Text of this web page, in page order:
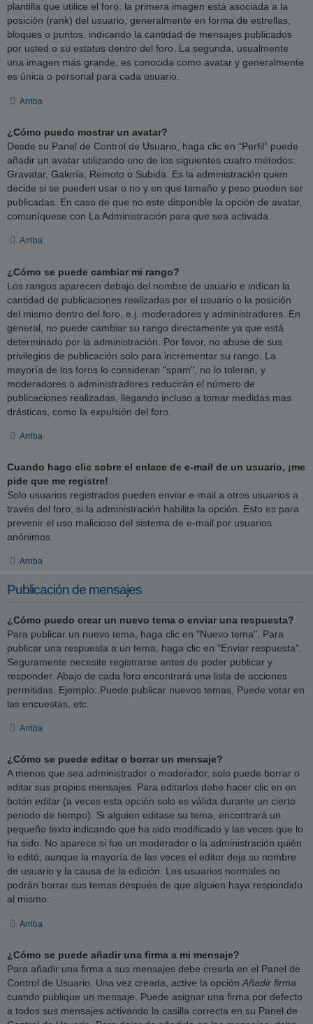
plantilla que utilice el foro, la primera imagen está asociada a la
posición (rank) del usuario, generalmente en forma de estrellas,
bloques o puntos, indicando la cantidad de mensajes publicados
por usted o su estatus dentro del foro. La segunda, usualmente
una imagen más grande, es conocida como avatar y generalmente
es única o personal para cada usuario.
Arriba
¿Cómo puedo mostrar un avatar?
Desde su Panel de Control de Usuario, haga clic en “Perfil” puede
añadir un avatar utilizando uno de los siguientes cuatro métodos:
Gravatar, Galería, Remoto o Subida. Es la administración quien
decide si se pueden usar o no y en que tamaño y peso pueden ser
publicadas. En caso de que no este disponible la opción de avatar,
comuníquese con La Administración para que sea activada.
Arriba
¿Cómo se puede cambiar mi rango?
Los rangos aparecen debajo del nombre de usuario e indican la
cantidad de publicaciones realizadas por el usuario o la posición
del mismo dentro del foro, e.j. moderadores y administradores. En
general, no puede cambiar su rango directamente ya que está
determinado por la administración. Por favor, no abuse de sus
privilegios de publicación solo para incrementar su rango. La
mayoría de los foros lo consideran "spam", no lo toleran, y
moderadores o administradores reducirán el número de
publicaciones realizadas, llegando incluso a tomar medidas mas
drásticas, como la expulsión del foro.
Arriba
Cuando hago clic sobre el enlace de e-mail de un usuario, ¡me
pide que me registre!
Solo usuarios registrados pueden enviar e-mail a otros usuarios a
través del foro, si la administración habilita la opción. Esto es para
prevenir el uso malicioso del sistema de e-mail por usuarios
anónimos.
Arriba
Publicación de mensajes
¿Cómo puedo crear un nuevo tema o enviar una respuesta?
Para publicar un nuevo tema, haga clic en "Nuevo tema". Para
publicar una respuesta a un tema, haga clic en "Enviar respuesta".
Seguramente necesite registrarse antes de poder publicar y
responder. Abajo de cada foro encontrará una lista de acciones
permitidas. Ejemplo: Puede publicar nuevos temas, Puede votar en
las encuestas, etc.
Arriba
¿Cómo se puede editar o borrar un mensaje?
A menos que sea administrador o moderador, solo puede borrar o
editar sus propios mensajes. Para editarlos debe hacer clic en en
botón editar (a veces esta opción solo es válida durante un cierto
periodo de tiempo). Si alguien editase su tema, encontrará un
pequeño texto indicando que ha sido modificado y las veces que lo
ha sido. No aparece si fue un moderador o la administración quién
lo editó, aunque la mayoría de las veces el editor deja su nombre
de usuario y la causa de la edición. Los usuarios normales no
podrán borrar sus temas después de que alguien haya respondido
al mismo.
Arriba
¿Cómo se puede añadir una firma a mi mensaje?
Para añadir una firma a sus mensajes debe crearla en el Panel de
Control de Usuario. Una vez creada, active la opción Añadir firma
cuando publique un mensaje. Puede asignar una firma por defecto
a todos sus mensajes activando la casilla correcta en su Panel de